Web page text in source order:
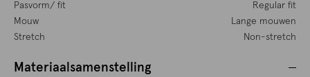
Pasvorm/ fit
Regular fit
Mouw
Lange mouwen
Stretch
Non-stretch
Materiaalsamenstelling